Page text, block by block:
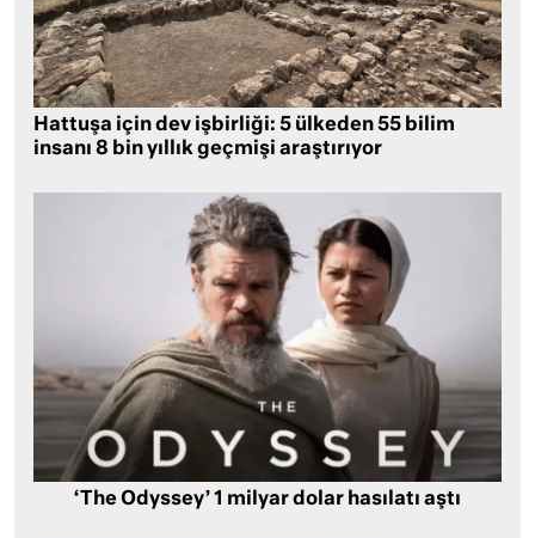
Hattuşa için dev işbirliği: 5 ülkeden 55 bilim
insanı 8 bin yıllık geçmişi araştırıyor
‘The Odyssey’ 1 milyar dolar hasılatı aştı